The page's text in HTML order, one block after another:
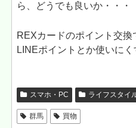
ら、どうでも良いか・・・
REXカードのポイント交換
LINEポイントとか使いにく
スマホ・PC ライフスタイ
群馬 買物